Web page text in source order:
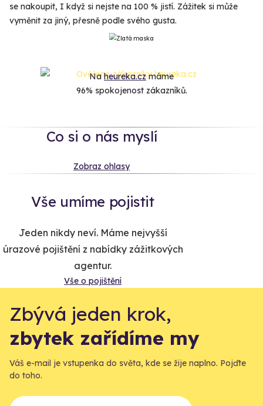
se nakoupit, I když si nejste na 100 % jistí. Zážitek si může
vyměnit za jiný, přesně podle svého gusta.
Naheureka.czmáme
96% spokojenost zákazníků.
Co si o nás myslí
Zobraz ohlasy
Vše umíme pojistit
Jeden nikdy neví. Máme nejvyšší
úrazové pojištění z nabídky zážitkových
agentur.
Vše o pojištění
Zbývá jeden krok,
zbytek zařídíme my
Váš e-mail je vstupenka do světa, kde se žije naplno. Pojďte
do toho.